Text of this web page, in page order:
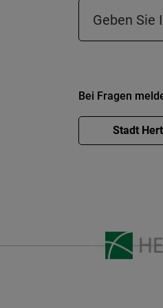
Suchfeld in
Bei Fragen
Stadt